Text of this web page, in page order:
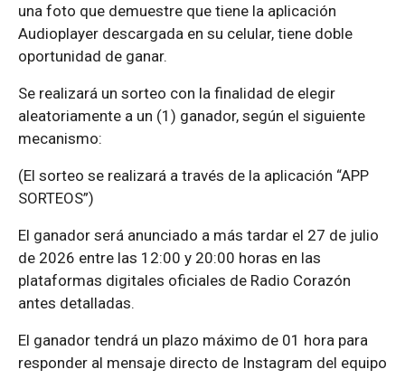
una foto que demuestre que tiene la aplicación
Audioplayer descargada en su celular, tiene doble
oportunidad de ganar.
Se realizará un sorteo con la finalidad de elegir
aleatoriamente a un (1) ganador, según el siguiente
mecanismo:
(El sorteo se realizará a través de la aplicación “APP
SORTEOS”)
El ganador será anunciado a más tardar el 27 de julio
de 2026 entre las 12:00 y 20:00 horas en las
plataformas digitales oficiales de Radio Corazón
antes detalladas.
El ganador tendrá un plazo máximo de 01 hora para
responder al mensaje directo de Instagram del equipo